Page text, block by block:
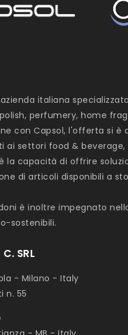
italiana
perfumery, home
con Capsol, l'offerta si
ai settori food & beverage,
la capacità di offrire
di articoli disponibili a
è inoltre impegnato
sostenibili.
SRL
- Milano - Italy
n. 55